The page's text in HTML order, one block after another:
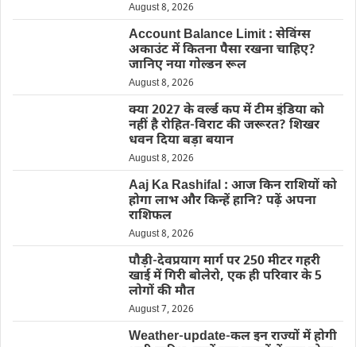
August 8, 2026
Account Balance Limit : सेविंग्स
अकाउंट में कितना पैसा रखना चाहिए?
जानिए नया गोल्डन रूल
August 8, 2026
क्या 2027 के वर्ल्ड कप में टीम इंडिया को
नहीं है रोहित-विराट की जरूरत? शिखर
धवन दिया बड़ा बयान
August 8, 2026
Aaj Ka Rashifal : आज किन राशियों को
होगा लाभ और किन्हें हानि? पढ़ें अपना
राशिफल
August 8, 2026
पौड़ी-देवप्रयाग मार्ग पर 250 मीटर गहरी
खाई में गिरी बोलेरो, एक ही परिवार के 5
लोगों की मौत
August 7, 2026
Weather-update-कल इन राज्यों में होगी